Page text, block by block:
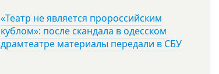
«Театр не является пророссийским
кублом»: после скандала в одесском
драмтеатре материалы передали в СБУ